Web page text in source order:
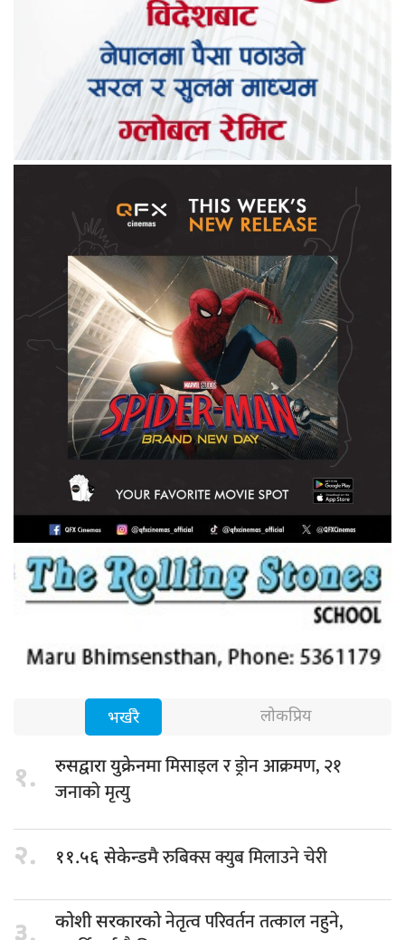
भर्खरै लोकप्रिय
१. रुसद्वारा युक्रेनमामिसाइल र ड्रोन आक्रमण, २१
जनाको मृत्यु
२. ११.५६ सेकेन्डमैरुबिक्स क्युब मिलाउने चेरी
कोशी सरकारकोनेतृत्व परिवर्तन तत्काल नहुने,